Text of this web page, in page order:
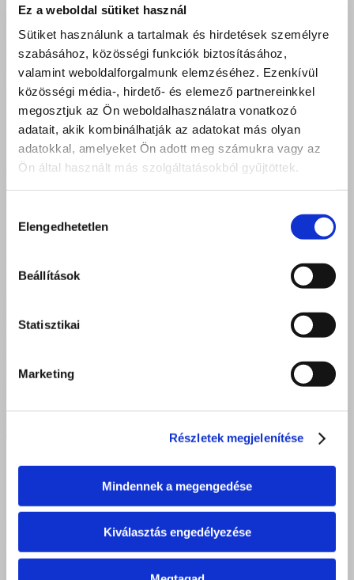
Ez a weboldal sütiket használ
Sütiket használunk a tartalmak és hirdetések személyre
szabásához, közösségi funkciók biztosításához,
valamint weboldalforgalmunk elemzéséhez. Ezenkívül
közösségi média-, hirdető- és elemező partnereinkkel
megosztjuk az Ön weboldalhasználatra vonatkozó
adatait, akik kombinálhatják az adatokat más olyan
adatokkal, amelyeket Ön adott meg számukra vagy az
Ön által használt más szolgáltatásokból gyűjtöttek.
kiválasztása
Elengedhetetlen
Beállítások
Statisztikai
Marketing
Részletek megjelenítése
Mindennek a megengedése
Kiválasztás engedélyezése